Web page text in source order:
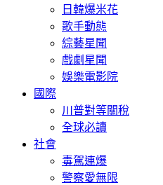
日韓爆米花
歌手動態
綜藝星聞
戲劇星聞
娛樂電影院
國際
川普對等關稅
全球必讀
社會
毒駕連爆
警察愛無限